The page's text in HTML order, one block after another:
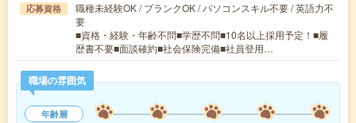
応募資格
職種未経験OK / ブランクOK / パソコンスキル不要 / 英語力不
要
■資格・経験・年齢不問■学歴不問■10名以上採用予定！■履
歴書不要■面談確約■社会保険完備■社員登用…
職場の雰囲気
年齢層